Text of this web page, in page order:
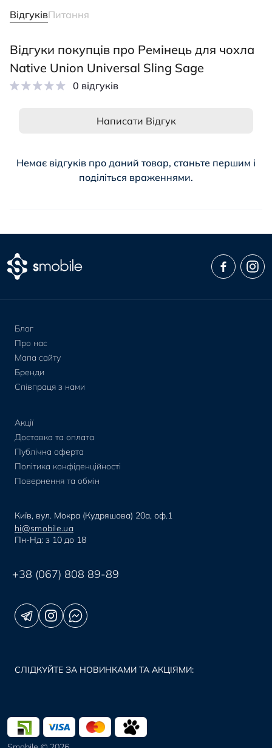
ВідгуківПитання
Відгуки покупців про Ремінець для чохла
Native Union Universal Sling Sage
0 відгуків
Написати Відгук
Немає відгуків про даний товар, станьте першим і
поділіться враженнями.
Блог
Про нас
Мапа сайту
Бренди
Співпраця з нами
Акції
Доставка та оплата
Публічна оферта
Політика конфіденційності
Повернення та обмін
Київ, вул. Мокра (Кудряшова) 20а, оф.1
hi@smobile.ua
Пн-Нд: з 10 до 18
+38 (067) 808 89-89
СЛІДКУЙТЕ ЗА НОВИНКАМИ ТА АКЦІЯМИ: